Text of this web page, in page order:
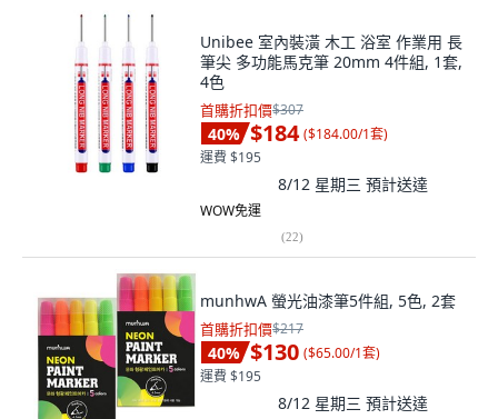
Unibee 室內裝潢 木工 浴室 作業用 長
筆尖 多功能馬克筆 20mm 4件組, 1套,
4色
首購折扣價$307
40% $184 ($184.00/1套)
運費 $195
8/12 星期三 預計送達
WOW免運
(22)
munhwA 螢光油漆筆5件組, 5色, 2套
首購折扣價$217
40% $130 ($65.00/1套)
運費 $195
8/12 星期三 預計送達